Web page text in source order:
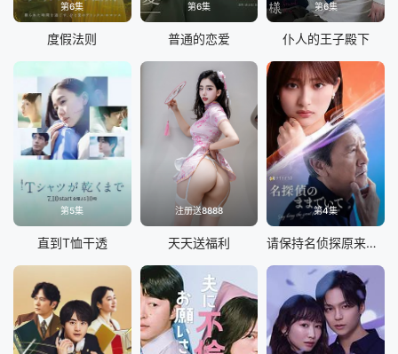
第6集
度假法则
第6集
普通的恋爱
第6集
仆人的王子殿下
第5集
直到T恤干透
注册送8888
天天送福利
第4集
请保持名侦探原来的样子